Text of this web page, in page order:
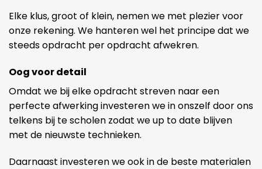
Elke klus, groot of klein, nemen we met plezier voor
onze rekening. We hanteren wel het principe dat we
steeds opdracht per opdracht afwekren.
Oog voor detail
Omdat we bij elke opdracht streven naar een
perfecte afwerking investeren we in onszelf door ons
telkens bij te scholen zodat we up to date blijven
met de nieuwste technieken.
Daarnaast investeren we ook in de beste materialen